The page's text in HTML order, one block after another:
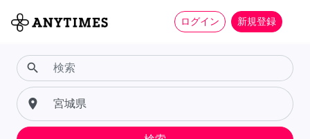
ログイン 新規登録
search
place